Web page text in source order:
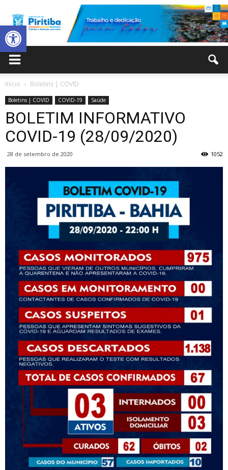
Abrir a barra de ferramentas
Municipal
Piritiba
Início Boletins | COVID
Boletins | COVID COVID-19 Saúde
BOLETIM INFORMATIVO
COVID-19 (28/09/2020)
28 de setembro de 2020 1052